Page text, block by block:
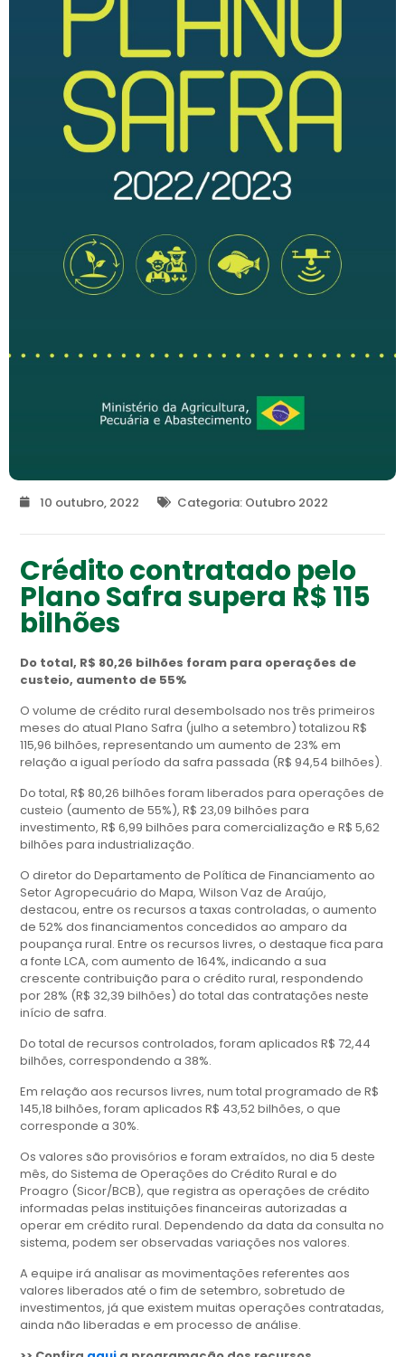
10 outubro, 2022 Categoria: Outubro 2022
Crédito contratado pelo
Plano Safra supera R$ 115
bilhões
Do total, R$ 80,26 bilhões foram para operações de
custeio, aumento de 55%
O volume de crédito rural desembolsado nos três primeiros
meses do atual Plano Safra (julho a setembro) totalizou R$
115,96 bilhões, representando um aumento de 23% em
relação a igual período da safra passada (R$ 94,54 bilhões).
Do total, R$ 80,26 bilhões foram liberados para operações de
custeio (aumento de 55%), R$ 23,09 bilhões para
investimento, R$ 6,99 bilhões para comercialização e R$ 5,62
bilhões para industrialização.
O diretor do Departamento de Política de Financiamento ao
Setor Agropecuário do Mapa, Wilson Vaz de Araújo,
destacou, entre os recursos a taxas controladas, o aumento
de 52% dos financiamentos concedidos ao amparo da
poupança rural. Entre os recursos livres, o destaque fica para
a fonte LCA, com aumento de 164%, indicando a sua
crescente contribuição para o crédito rural, respondendo
por 28% (R$ 32,39 bilhões) do total das contratações neste
início de safra.
Do total de recursos controlados, foram aplicados R$ 72,44
bilhões, correspondendo a 38%.
Em relação aos recursos livres, num total programado de R$
145,18 bilhões, foram aplicados R$ 43,52 bilhões, o que
corresponde a 30%.
Os valores são provisórios e foram extraídos, no dia 5 deste
mês, do Sistema de Operações do Crédito Rural e do
Proagro (Sicor/BCB), que registra as operações de crédito
informadas pelas instituições financeiras autorizadas a
operar em crédito rural. Dependendo da data da consulta no
sistema, podem ser observadas variações nos valores.
A equipe irá analisar as movimentações referentes aos
valores liberados até o fim de setembro, sobretudo de
investimentos, já que existem muitas operações contratadas,
ainda não liberadas e em processo de análise.